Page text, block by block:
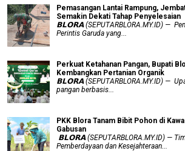
Pemasangan Lantai Rampung,
Semakin Dekati Tahap Penyelesaian
𝗕𝗟𝗢𝗥𝗔 (SEPUTARBLORA.MY.ID) —
Perintis Garuda yang...
​Perkuat Ketahanan Pangan, Bupati
Kembangkan Pertanian Organik
𝗕𝗟𝗢𝗥𝗔 (SEPUTARBLORA.MY.ID) —
pangan berbasis...
PKK Blora Tanam Bibit Pohon di
Gabusan
𝗕𝗟𝗢𝗥𝗔 (SEPUTARBLORA.MY.ID) —
Pemberdayaan dan Kesejahteraan...